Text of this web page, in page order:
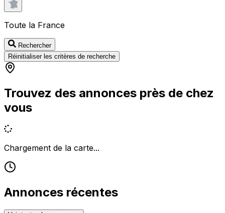
Toute la France
Rechercher
Réinitialiser les critères de recherche
Trouvez des annonces près de chez
vous
Chargement de la carte...
Annonces récentes